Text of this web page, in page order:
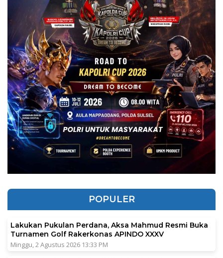
POPULER
Lakukan Pukulan Perdana, Aksa Mahmud Resmi Buka
Turnamen Golf Rakerkonas APINDO XXXV
Minggu, 2 Agustus 2026 13:33 PM